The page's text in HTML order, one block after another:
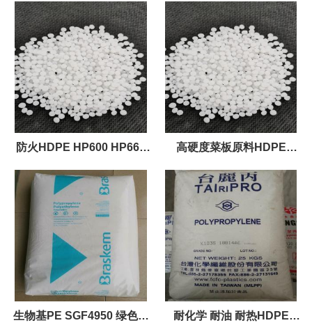
峰分子量PE 防尘网 纱窗塑料材料
防火HDPE HP600 HP660
阻燃级HDPE 防火PE
高硬度菜板原料HDPE
ME9180/LG化学 抗环境应力
下脆裂能力
生物基PE SGF4950 绿色聚 耐化学 耐油 耐热HDPE